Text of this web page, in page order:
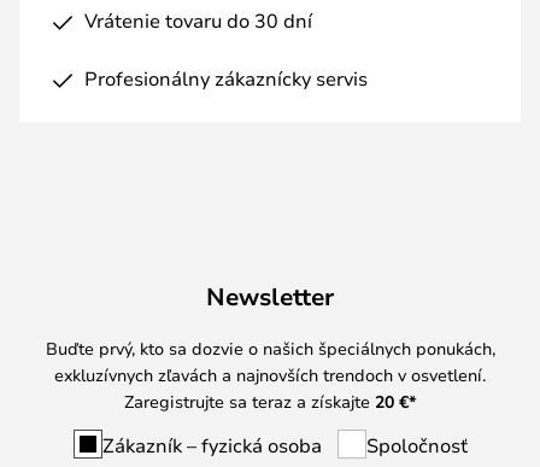
Vrátenie tovaru do 30 dní
Profesionálny zákaznícky servis
Newsletter
Buďte prvý, kto sa dozvie o našich špeciálnych ponukách,
exkluzívnych zľavách a najnovších trendoch v osvetlení.
Zaregistrujte sa teraz a získajte 20 €*
Zákazník – fyzická osoba Spoločnosť